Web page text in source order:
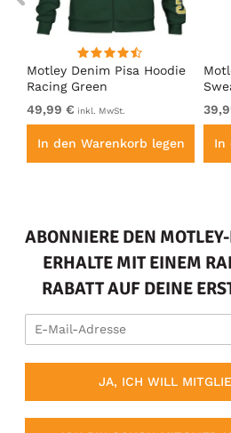
Motley Denim Pisa Hoodie
Racing Green
49,99 € inkl. MwSt.
In den Warenkorb legen In
ABONNIERE DEN
ERHALTE MIT EINEM
RABATT AUF DEINE
JA, ICH WILL